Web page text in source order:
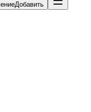
Добавить